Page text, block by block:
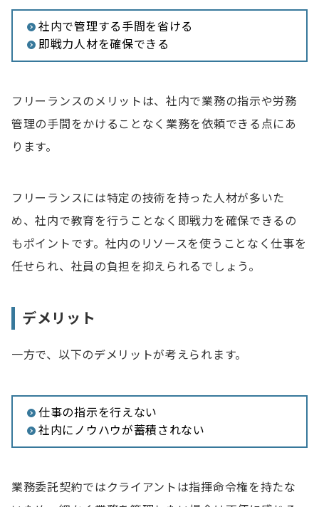
社内で管理する手間を省ける
即戦力人材を確保できる
フリーランスのメリットは、社内で業務の指示や労務
管理の手間をかけることなく業務を依頼できる点にあ
ります。
フリーランスには特定の技術を持った人材が多いた
め、社内で教育を行うことなく即戦力を確保できるの
もポイントです。社内のリソースを使うことなく仕事を
任せられ、社員の負担を抑えられるでしょう。
デメリット
一方で、以下のデメリットが考えられます。
仕事の指示を行えない
社内にノウハウが蓄積されない
業務委託契約ではクライアントは指揮命令権を持たな